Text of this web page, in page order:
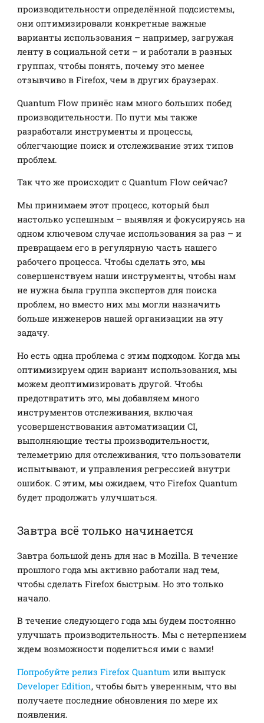
производительности определённой подсистемы,
они оптимизировали конкретные важные
варианты использования – например, загружая
ленту в социальной сети – и работали в разных
группах, чтобы понять, почему это менее
отзывчиво в Firefox, чем в других браузерах.
Quantum Flow принёс нам много больших побед
производительности. По пути мы также
разработали инструменты и процессы,
облегчающие поиск и отслеживание этих типов
проблем.
Так что же происходит с Quantum Flow сейчас?
Мы принимаем этот процесс, который был
настолько успешным – выявляя и фокусируясь на
одном ключевом случае использования за раз – и
превращаем его в регулярную часть нашего
рабочего процесса. Чтобы сделать это, мы
совершенствуем наши инструменты, чтобы нам
не нужна была группа экспертов для поиска
проблем, но вместо них мы могли назначить
больше инженеров нашей организации на эту
задачу.
Но есть одна проблема с этим подходом. Когда мы
оптимизируем один вариант использования, мы
можем деоптимизировать другой. Чтобы
предотвратить это, мы добавляем много
инструментов отслеживания, включая
усовершенствования автоматизации CI,
выполняющие тесты производительности,
телеметрию для отслеживания, что пользователи
испытывают, и управления регрессией внутри
ошибок. С этим, мы ожидаем, что Firefox Quantum
будет продолжать улучшаться.
Завтра всё только начинается
Завтра большой день для нас в Mozilla. В течение
прошлого года мы активно работали над тем,
чтобы сделать Firefox быстрым. Но это только
начало.
В течение следующего года мы будем постоянно
улучшать производительность. Мы с нетерпением
ждем возможности поделиться ими с вами!
Попробуйте релиз Firefox Quantum или выпуск
Developer Edition, чтобы быть уверенным, что вы
получаете последние обновления по мере их
появления.